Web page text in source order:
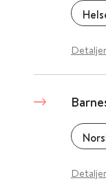
Detaljer
Detaljer